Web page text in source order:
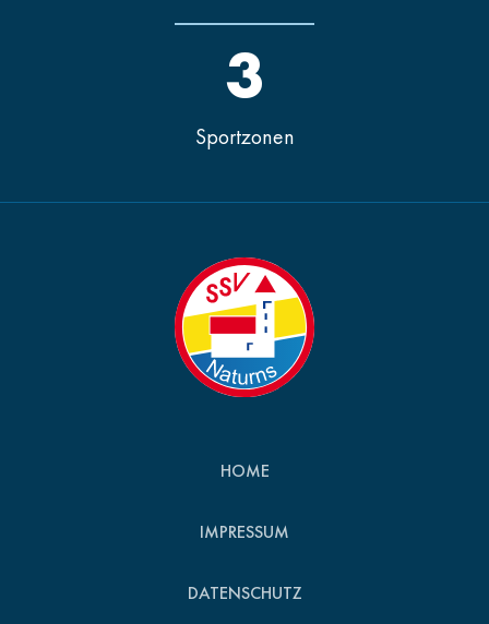
Sportzonen
3
HOME
IMPRESSUM
DATENSCHUTZ